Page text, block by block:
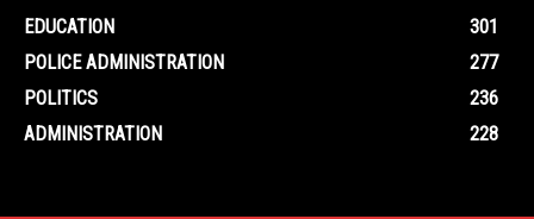
EDUCATION
301
POLICE ADMINISTRATION
277
POLITICS
236
ADMINISTRATION
228